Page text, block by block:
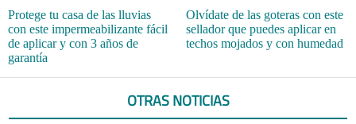
Protege tu casa de las lluvias
con este impermeabilizante fácil
de aplicar y con 3 años de
garantía
Olvídate de las goteras con este
sellador que puedes aplicar en
techos mojados y con humedad
OTRAS NOTICIAS